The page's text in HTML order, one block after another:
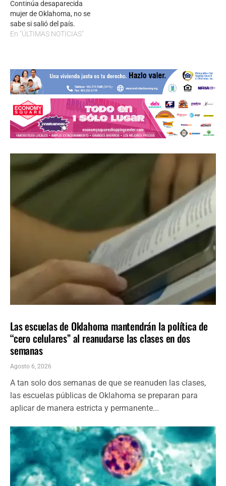
Continúa desaparecida
mujer de Oklahoma, no se
sabe si salió del país.
En "ÚLTIMAS NOTICIAS"
Las escuelas de Oklahoma mantendrán la política de
“cero celulares” al reanudarse las clases en dos
semanas
Agosto 6, 2026
A tan solo dos semanas de que se reanuden las clases,
las escuelas públicas de Oklahoma se preparan para
aplicar de manera estricta y permanente...